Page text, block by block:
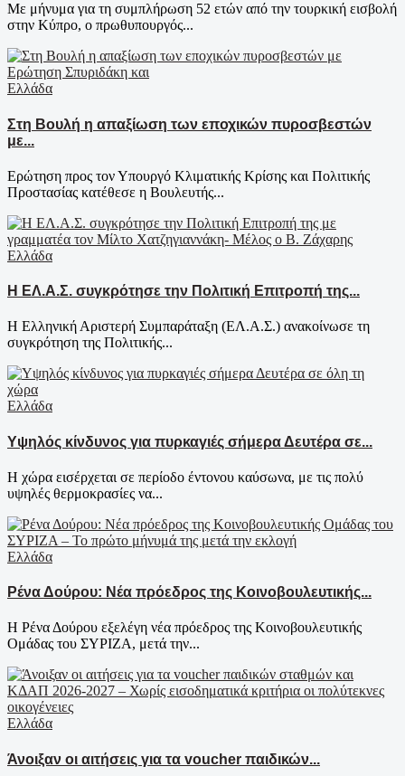
Με μήνυμα για τη συμπλήρωση 52 ετών από την τουρκική εισβολή
στην Κύπρο, ο πρωθυπουργός...
Ελλάδα
Στη Βουλή η απαξίωση των εποχικών πυροσβεστών
με...
Ερώτηση προς τον Υπουργό Κλιματικής Κρίσης και Πολιτικής
Προστασίας κατέθεσε η Βουλευτής...
Ελλάδα
Η ΕΛ.Α.Σ. συγκρότησε την Πολιτική Επιτροπή της...
Η Ελληνική Αριστερή Συμπαράταξη (ΕΛ.Α.Σ.) ανακοίνωσε τη
συγκρότηση της Πολιτικής...
Ελλάδα
Υψηλός κίνδυνος για πυρκαγιές σήμερα Δευτέρα σε...
Η χώρα εισέρχεται σε περίοδο έντονου καύσωνα, με τις πολύ
υψηλές θερμοκρασίες να...
Ελλάδα
Ρένα Δούρου: Νέα πρόεδρος της Κοινοβουλευτικής...
Η Ρένα Δούρου εξελέγη νέα πρόεδρος της Κοινοβουλευτικής
Ομάδας του ΣΥΡΙΖΑ, μετά την...
Ελλάδα
Άνοιξαν οι αιτήσεις για τα voucher παιδικών...